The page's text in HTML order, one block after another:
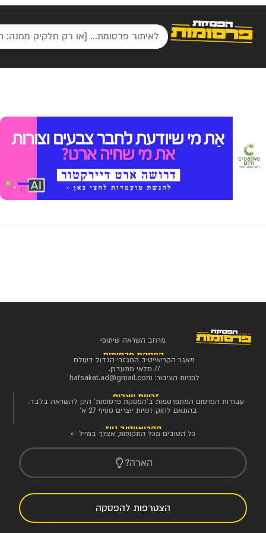
מרחב השראה שיתופי
הפסקת פרסומות
מאגר הקריאייטיב המגזרי הגדול בעולם
// מלאי מתעדכן.
לפניות הציבור: hafsakat.ad@gmail.com
זכויות יוצרים
עבודות הפרסום המתפרסמות ב'הפסקת פרסומות' הינן להשראה בלבד.
בהתאם לחוק זכויות יוצרים סעיף 27 א'
הקריאייטיב ניוז
כל הטובים מכל התקופות, אצלך במייל ←
הארה?
הצטרפות להפסקה